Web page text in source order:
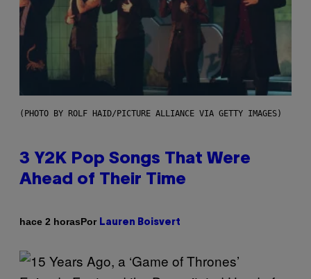
(PHOTO BY ROLF HAID/PICTURE ALLIANCE VIA GETTY IMAGES)
3 Y2K Pop Songs That Were
Ahead of Their Time
hace 2 horasPor Lauren Boisvert